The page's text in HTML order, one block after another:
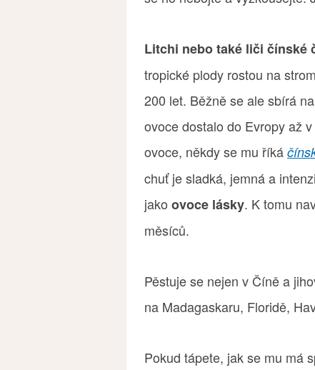
Litchi nebo také liči čínské
tropické plody rostou na
200 let. Běžně se ale sbírá
ovoce dostalo do Evropy až
ovoce, někdy se mu říká
chuť je sladká, jemná a
jako ovoce lásky. K tomu
měsíců.
Pěstuje se nejen v Číně a
na Madagaskaru, Floridě,
Pokud tápete, jak se mu má